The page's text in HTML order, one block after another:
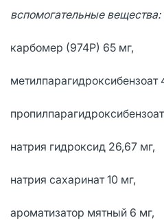
вспомогательные вещества:
карбомер (974Р) 65 мг,
метилпарагидроксибензоат
натрия гидроксид 26,67 мг,
натрия сахаринат 10 мг,
ароматизатор мятный 6 мг,